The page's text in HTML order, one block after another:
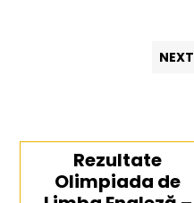
NEXT
Rezultate
Olimpiada de